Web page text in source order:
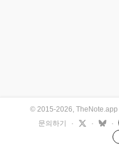
© 2015-2026, TheNote.app
문의하기
· · ·